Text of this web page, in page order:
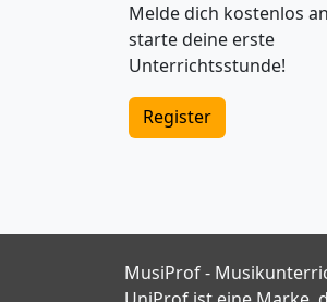
Melde dich kostenlos
starte deine erste
Unterrichtsstunde!
Register
MusiProf -